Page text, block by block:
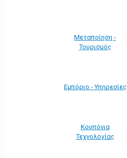
Μεταποίηση -
Τουρισμός
Εμπόριο - Υπηρεσίες
Κουπόνια
Τεχνολογίας